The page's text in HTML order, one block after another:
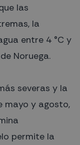
las
la
entre 4 °C y
Noruega.
severas y la
mayo y agosto,
permite la